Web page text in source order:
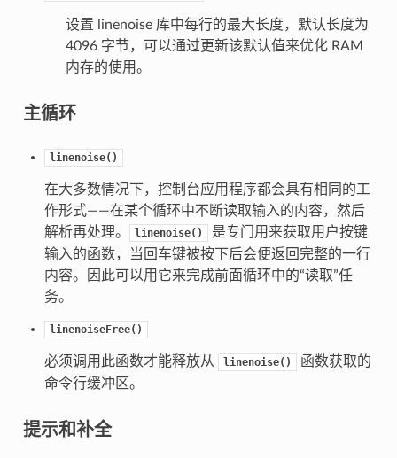
设置 linenoise 库中每行的最大长度，默认长度为
4096 字节，可以通过更新该默认值来优化 RAM
内存的使用。
主循环
linenoise()
在大多数情况下，控制台应用程序都会具有相同的工
作形式——在某个循环中不断读取输入的内容，然后
解析再处理。
linenoise()
是专门用来获取用户按键
输入的函数，当回车键被按下后会便返回完整的一行
内容。因此可以用它来完成前面循环中的“读取”任
务。
linenoiseFree()
必须调用此函数才能释放从 linenoise()
函数获取的
命令行缓冲区。
提示和补全